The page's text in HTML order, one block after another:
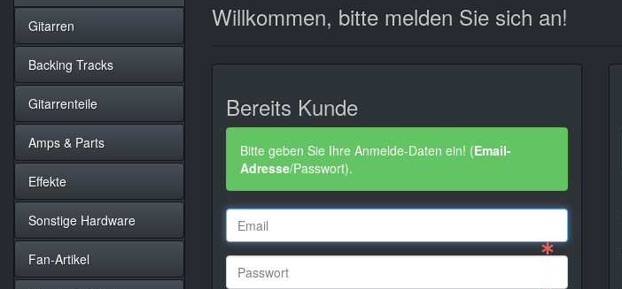
Willkommen, bitte melden Sie sich an!
Bereits Kunde
Bitte geben Sie Ihre Anmelde-Daten ein! (Email-
Adresse/Passwort).
Gitarren
Backing Tracks
Gitarrenteile
Amps & Parts
Effekte
Sonstige Hardware
Fan-Artikel